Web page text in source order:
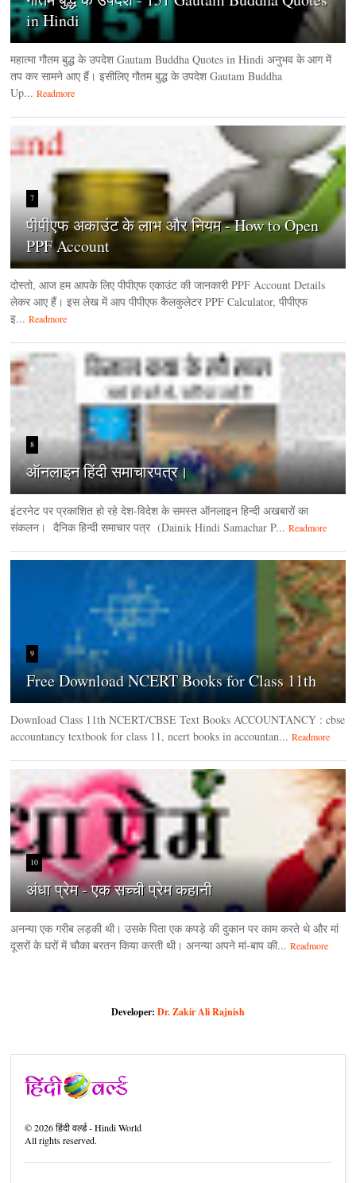
in Hindi
महात्मा गौतम बुद्ध के उपदेश Gautam Buddha Quotes in Hindi अनुभव के आग में
तप कर सामने आए हैं। इसीलिए गौतम बुद्ध के उपदेश Gautam Buddha
Up... Readmore
7
पीपीएफ अकाउंट के लाभ और नियम - How to Open
PPF Account
दोस्तो, आज हम आपके लिए पीपीएफ एकाउंट की जानकारी PPF Account Details
लेकर आए हैं। इस लेख में आप पीपीएफ कैलकुलेटर PPF Calculator, पीपीएफ
इ... Readmore
8
ऑनलाइन हिंदी समाचारपत्र।
इंटरनेट पर प्रकाशित हो रहे देश-विदेश के समस्त ऑनलाइन हिन्दी अखबारों का
संकलन। दैनिक हिन्‍दी समाचार पत्र (Dainik Hindi Samachar P... Readmore
9
Free Download NCERT Books for Class 11th
Download Class 11th NCERT/CBSE Text Books ACCOUNTANCY : cbse
accountancy textbook for class 11, ncert books in accountan... Readmore
10
अंधा प्रेम - एक सच्ची प्रेम कहानी
अनन्या एक गरीब लड़की थी। उसके पिता एक कपड़े की दुकान पर काम करते थे और मां
दूसरों के घरों में चौका बरतन किया करती थी। अनन्या अपने मां-बाप की... Readmore
Developer: Dr. Zakir Ali Rajnish
©2026हिंदी वर्ल्ड - Hindi World
All rights reserved.